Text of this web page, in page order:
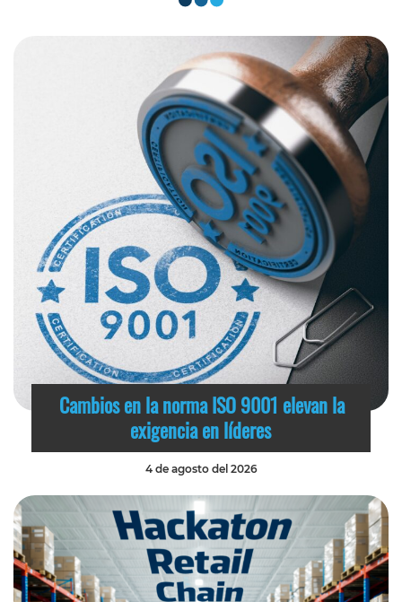
Cambios en la norma ISO 9001 elevan la
exigencia en líderes
4 de agosto del 2026